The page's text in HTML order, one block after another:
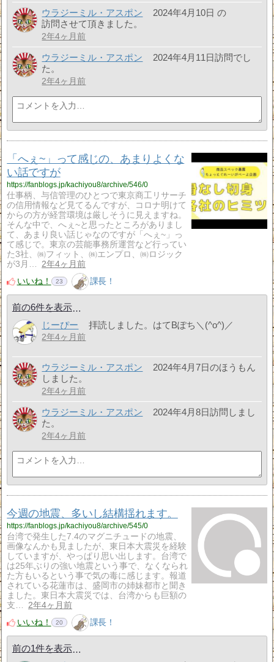
ウラジーミル・アスポン
2024年4月10日 の
訪問させて頂きました。
2年4ヶ月前
ウラジーミル・アスポン
2024年4月11日訪問でし
た。
2年4ヶ月前
「へぇ~」って感じの、あまりよくな
い話ですが
https://fanblogs.jp/kachiyou8/archive/546/0
仕事柄、与信管理のひとつで東京商工リサーチ
の信用情報など見てるんですが、コロナ明けて
からの方が経営環境は厳しそうに見えますね。
そんな中で、へぇ~と思ったところがありまし
て、あまり良い話じゃなのですが「へぇ~」っ
て感じで。東京の芸能事務所運営など行ってい
た3社、㈱フィット、㈱エンプロ、㈱ロジック
が3月…
2年4ヶ月前
いいね！
23 課長！
前の6件を表示
じーぴー
拝読しました。はてBぽち＼(^o^)／
2年4ヶ月前
ウラジーミル・アスポン
2024年4月7日のほうもん
しました。
2年4ヶ月前
ウラジーミル・アスポン
2024年4月8日訪問しまし
た。
2年4ヶ月前
今週の地震、多いし結構揺れます。
https://fanblogs.jp/kachiyou8/archive/545/0
台湾で発生した7.4のマグニチュードの地震、
画像なんかも見ましたが、東日本大震災を経験
していますが、やっぱり思い出します。台湾で
は25年ぶりの強い地震という事で、なくなられ
た方もいるという事で気の毒に感じます。報道
されている花蓮市は、盛岡市の姉妹都市と聞き
ました。東日本大震災では、台湾からも巨額の
支…
2年4ヶ月前
いいね！
20 課長！
前の1件を表示